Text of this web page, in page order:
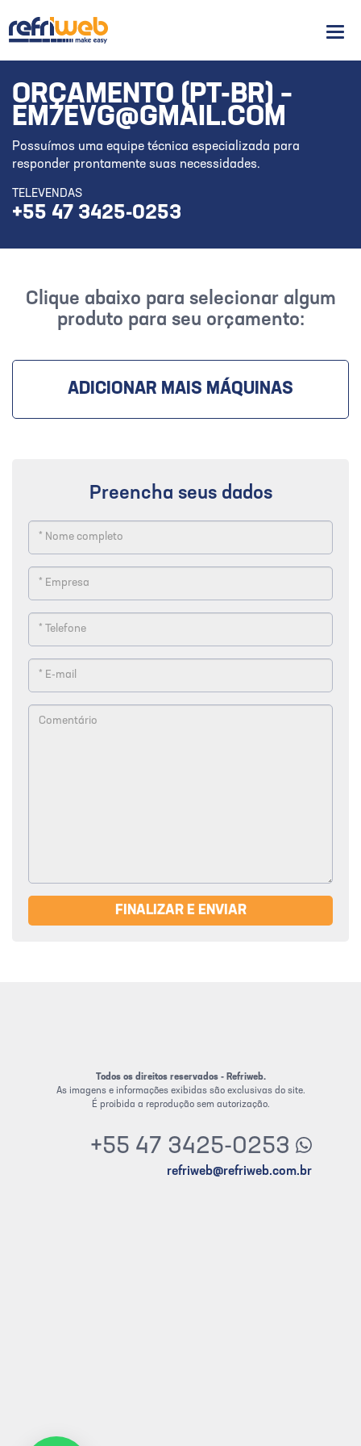
ORÇAMENTO (PT-BR) –
EM7EVG@GMAIL.COM
Possuímos uma equipe técnica especializada para
responder prontamente suas necessidades.
TELEVENDAS
+55 47 3425-0253
Clique abaixo para selecionar algum
produto para seu orçamento:
ADICIONAR MAIS MÁQUINAS
Preencha seus dados
FINALIZAR E ENVIAR
Todos os direitos reservados - Refriweb.
As imagens e informações exibidas são exclusivas do site.
É proibida a reprodução sem autorização.
+55 47 3425-0253
refriweb@refriweb.com.br